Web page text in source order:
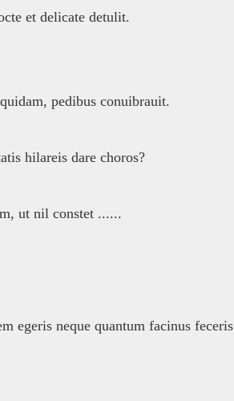
et delicate detulit.
pedibus conuibrauit.
hilareis dare choros?
ut nil constet ......
egeris neque quantum facinus feceris